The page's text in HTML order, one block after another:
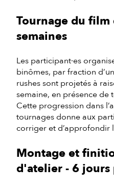
Tournage du
semaines
Les participant·es
binômes, par fraction
rushes sont projetés à
semaine, en présence de
Cette progression dans
tournages donne aux
corriger et d’approfondir
Montage et
d'atelier - 6 jours